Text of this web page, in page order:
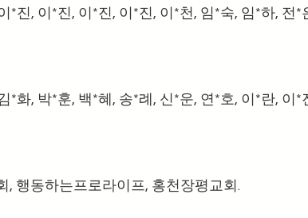
*진, 이*진, 이*진, 이*진, 이*천, 임*숙, 임*하, 전*
*화, 박*훈, 백*혜, 송*례, 신*운, 연*호, 이*란, 이*
, 행동하는프로라이프, 홍천장평교회.